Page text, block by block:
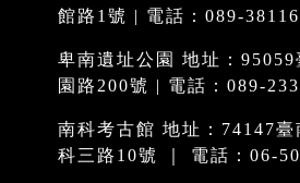
館路1號 | 電話：089-
卑南遺址公園 地址：95059
園路200號 | 電話：089-
南科考古館 地址：74147臺
科三路10號 ｜ 電話：06-